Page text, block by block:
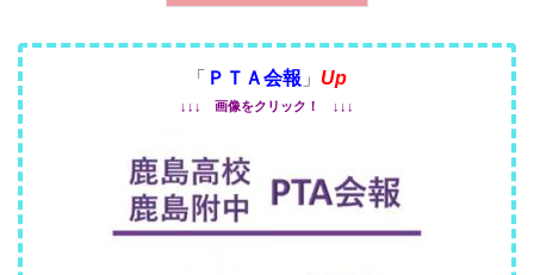
「 ＰＴＡ会報 」 Up
↓↓↓ 画像をクリック！ ↓↓↓